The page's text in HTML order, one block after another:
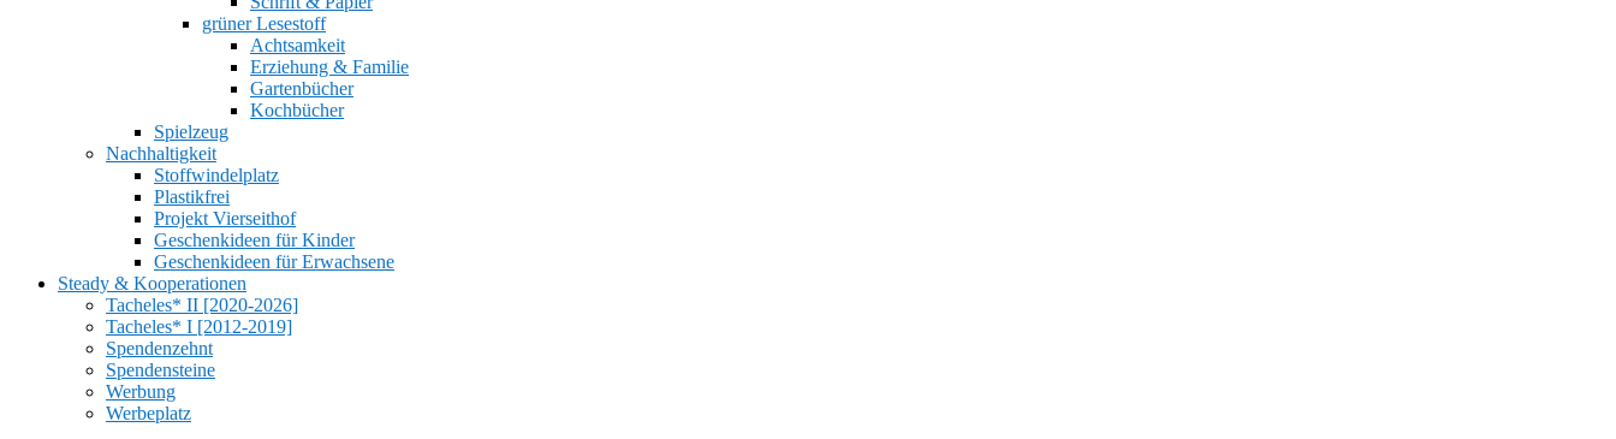
grüner Lesestoff
Achtsamkeit
Erziehung & Familie
Gartenbücher
Kochbücher
Spielzeug
Nachhaltigkeit
Stoffwindelplatz
Plastikfrei
Projekt Vierseithof
Geschenkideen für Kinder
Geschenkideen für Erwachsene
Steady & Kooperationen
Tacheles* II [2020-2026]
Tacheles* I [2012-2019]
Spendenzehnt
Spendensteine
Werbung
Werbeplatz